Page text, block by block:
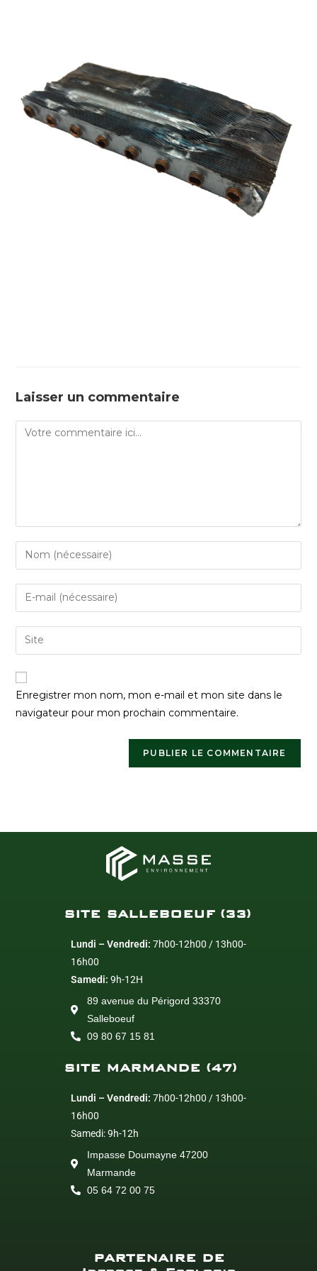
Laisser un commentaire
Enregistrer mon nom, mon e-mail et mon site dans le
navigateur pour mon prochain commentaire.
SITE SALLEBOEUF (33)
Lundi – Vendredi: 7h00-12h00 / 13h00-
16h00
Samedi: 9h-12H
89 avenue du Périgord 33370
Salleboeuf
09 80 67 15 81
SITE MARMANDE (47)
Lundi – Vendredi: 7h00-12h00 / 13h00-
16h00
Samedi: 9h-12h
Impasse Doumayne 47200
Marmande
05 64 72 00 75
PARTENAIRE DE